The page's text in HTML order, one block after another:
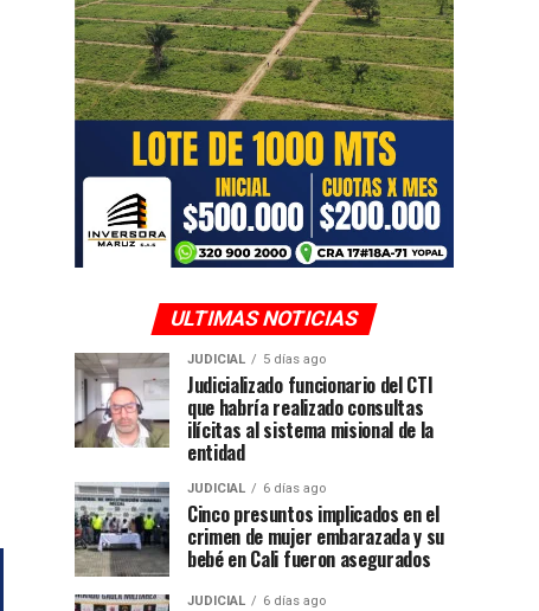
ULTIMAS NOTICIAS
JUDICIAL 5 días ago
Judicializado funcionario del CTI
que habría realizado consultas
ilícitas al sistema misional de la
entidad
JUDICIAL 6 días ago
Cinco presuntos implicados en el
crimen de mujer embarazada y su
bebé en Cali fueron asegurados
JUDICIAL 6 días ago